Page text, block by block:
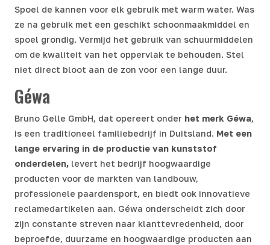
Spoel de kannen voor elk gebruik met warm water. Was
ze na gebruik met een geschikt schoonmaakmiddel en
spoel grondig. Vermijd het gebruik van schuurmiddelen
om de kwaliteit van het oppervlak te behouden. Stel
niet direct bloot aan de zon voor een lange duur.
Géwa
Bruno Gelle GmbH, dat opereert onder het merk Géwa,
is een traditioneel familiebedrijf in Duitsland. Met een
lange ervaring in de productie van kunststof
onderdelen, levert het bedrijf hoogwaardige
producten voor de markten van landbouw,
professionele paardensport, en biedt ook innovatieve
reclamedartikelen aan. Géwa onderscheidt zich door
zijn constante streven naar klanttevredenheid, door
beproefde, duurzame en hoogwaardige producten aan